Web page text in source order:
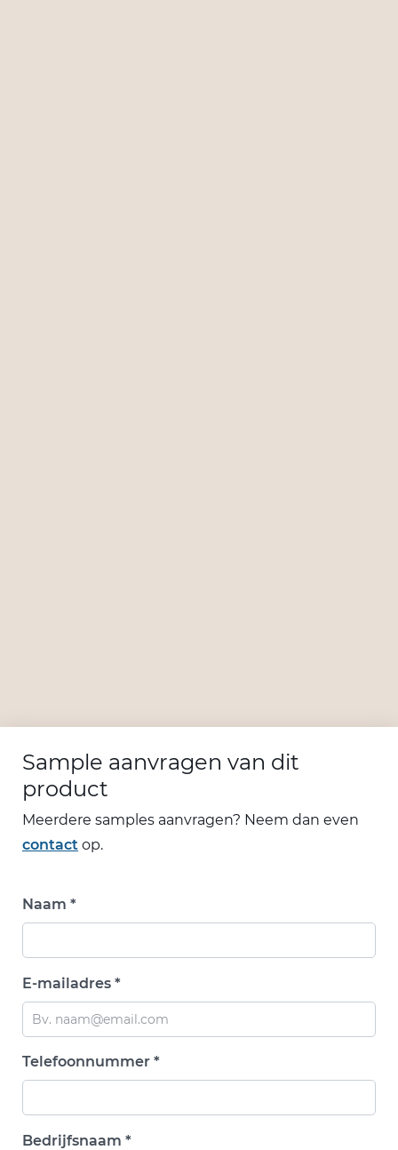
Sample aanvragen van dit
product
Meerdere samples aanvragen? Neem dan even
contact op.
Naam *
E-mailadres *
Telefoonnummer *
Bedrijfsnaam *